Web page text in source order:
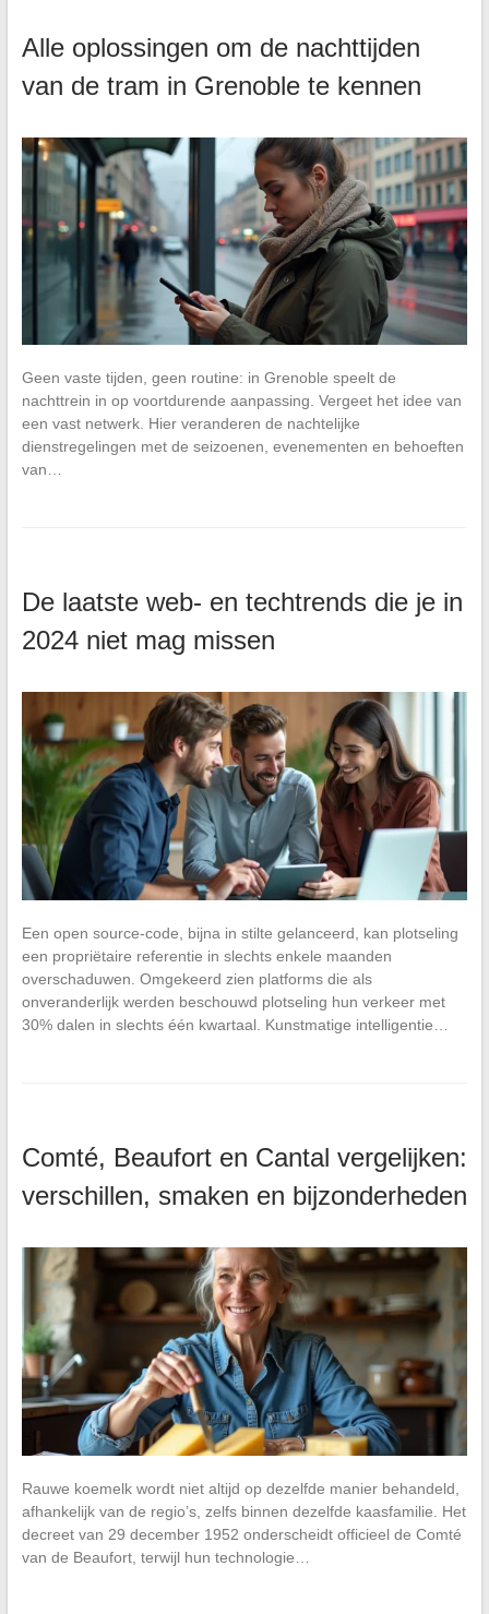
Alle oplossingen om de nachttijden
van de tram in Grenoble te kennen
Geen vaste tijden, geen routine: in Grenoble speelt de
nachttrein in op voortdurende aanpassing. Vergeet het idee van
een vast netwerk. Hier veranderen de nachtelijke
dienstregelingen met de seizoenen, evenementen en behoeften
van…
De laatste web- en techtrends die je in
2024 niet mag missen
Een open source-code, bijna in stilte gelanceerd, kan plotseling
een propriëtaire referentie in slechts enkele maanden
overschaduwen. Omgekeerd zien platforms die als
onveranderlijk werden beschouwd plotseling hun verkeer met
30% dalen in slechts één kwartaal. Kunstmatige intelligentie…
Comté, Beaufort en Cantal vergelijken:
verschillen, smaken en bijzonderheden
Rauwe koemelk wordt niet altijd op dezelfde manier behandeld,
afhankelijk van de regio’s, zelfs binnen dezelfde kaasfamilie. Het
decreet van 29 december 1952 onderscheidt officieel de Comté
van de Beaufort, terwijl hun technologie…